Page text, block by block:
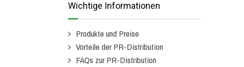
Wichtige Informationen
Produkte und Preise
Vorteile der PR-Distribution
FAQs zur PR-Distribution